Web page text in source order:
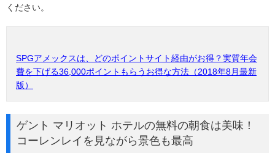
ください。
SPGアメックスは、どのポイントサイト経由がお得？実質年会
費を下げる36,000ポイントもらうお得な方法（2018年8月最新
版）
ゲント マリオット ホテルの無料の朝食は美味！
コーレンレイを見ながら景色も最高